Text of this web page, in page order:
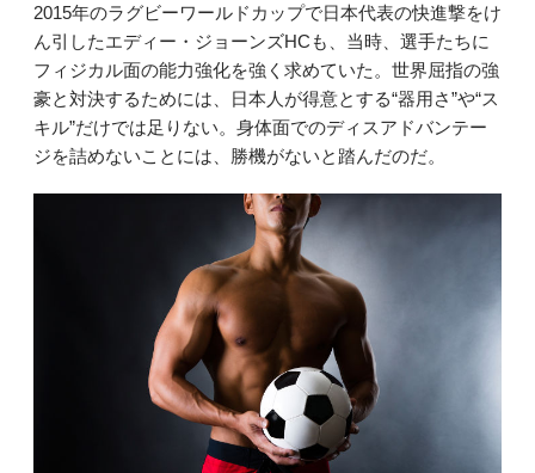
2015年のラグビーワールドカップで日本代表の快進撃をけ
ん引したエディー・ジョーンズHCも、当時、選手たちに
フィジカル面の能力強化を強く求めていた。世界屈指の強
豪と対決するためには、日本人が得意とする“器用さ”や“ス
キル”だけでは足りない。身体面でのディスアドバンテー
ジを詰めないことには、勝機がないと踏んだのだ。